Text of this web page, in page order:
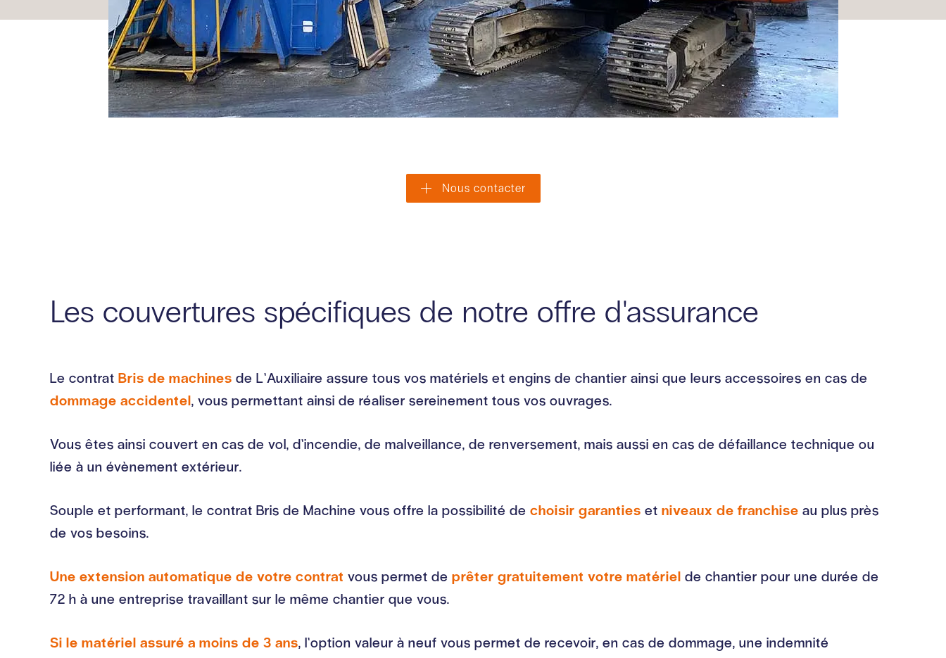
Nous contacter
Les couvertures spécifiques de notre offre d'assurance
Le contrat Bris de machines de L’Auxiliaire assure tous vos matériels et engins de chantier ainsi que leurs accessoires en cas de
dommage accidentel, vous permettant ainsi de réaliser sereinement tous vos ouvrages.
Vous êtes ainsi couvert en cas de vol, d’incendie, de malveillance, de renversement, mais aussi en cas de défaillance technique ou
liée à un évènement extérieur.
Souple et performant, le contrat Bris de Machine vous offre la possibilité de choisir garanties et niveaux de franchise au plus près
de vos besoins.
Une extension automatique de votre contrat vous permet de prêter gratuitement votre matériel de chantier pour une durée de
72 h à une entreprise travaillant sur le même chantier que vous.
Si le matériel assuré a moins de 3 ans, l’option valeur à neuf vous permet de recevoir, en cas de dommage, une indemnité